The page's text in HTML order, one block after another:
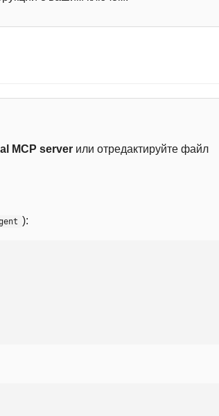
MCP server или отредактируйте файл
):